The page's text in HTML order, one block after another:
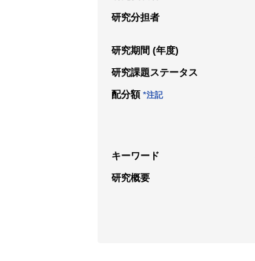
研究分担者
研究期間 (年度)
研究課題ステータス
配分額 *注記
キーワード
研究概要